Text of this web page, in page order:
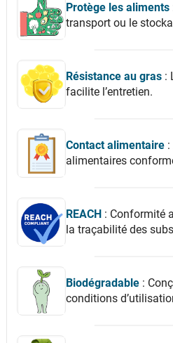
Protège les aliments
transport ou le
Résistance au gras :
facilite l’entretien.
Contact alimentaire
alimentaires
REACH : Conformité
la traçabilité des
Biodégradable :
conditions